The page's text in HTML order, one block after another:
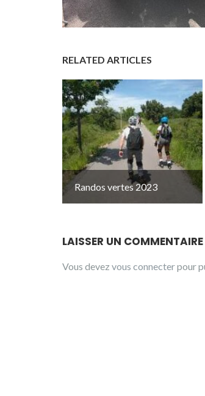
RELATED ARTICLES
Randos vertes 2023
LAISSER UN COMMENTAIRE
Vous devez vous connecterpour